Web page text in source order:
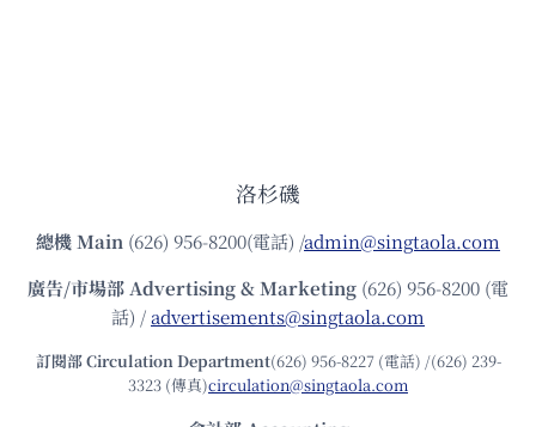
洛杉磯
總機Main (626) 956-8200(電話) /admin@singtaola.com
廣告/市場部Advertising & Marketing (626) 956-8200 (電
話) /advertisements@singtaola.com
訂閱部 Circulation Department(626) 956-8227 (電話) /(626) 239-
3323 (傳真)circulation@singtaola.com